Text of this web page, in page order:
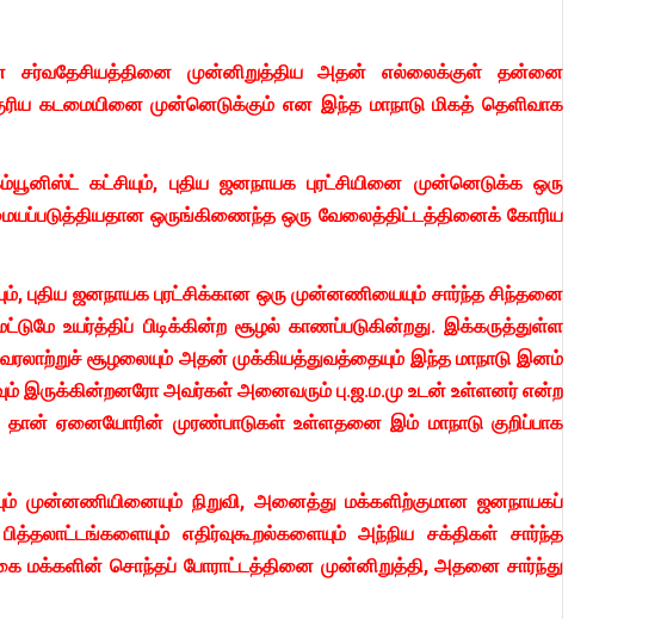
சர்வதேசியத்தினை முன்னிறுத்திய அதன் எல்லைக்குள் தன்னை
கடமையினை முன்னெடுக்கும் என இந்த மாநாடு மிகத் தெளிவாக
கட்சியும், புதிய ஜனநாயக புரட்சியினை முன்னெடுக்க ஒரு
ஒருங்கிணைந்த ஒரு வேலைத்திட்டத்தினைக் கோரிய
புதிய ஜனநாயக புரட்சிக்கான ஒரு முன்னணியையும் சார்ந்த சிந்தனை
உயர்த்திப் பிடிக்கின்ற சூழல் காணப்படுகின்றது. இக்கருத்துள்ள
சூழலையும் அதன் முக்கியத்துவத்தையும் இந்த மாநாடு இனம்
இருக்கின்றனரோ அவர்கள் அனைவரும் பு.ஜ.ம.மு உடன் உள்ளனர் என்ற
ஏனையோரின் முரண்பாடுகள் உள்ளதனை இம் மாநாடு குறிப்பாக
முன்னணியினையும் நிறுவி, அனைத்து மக்களிற்குமான ஜனநாயகப்
எதிர்வுகூறல்களையும் அந்நிய சக்திகள் சார்ந்த
மக்களின் சொந்தப் போராட்டத்தினை முன்னிறுத்தி, அதனை சார்ந்து